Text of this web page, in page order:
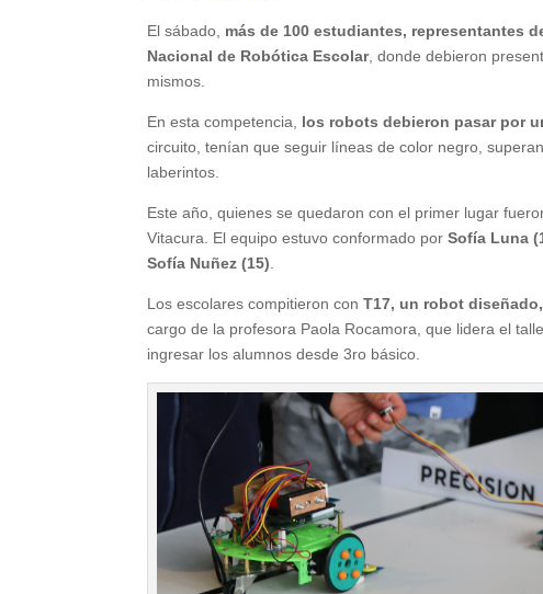
El sábado, más de 100 estudiantes, representantes
Nacional de Robótica Escolar, donde debieron
mismos.
En esta competencia, los robots debieron pasar por
circuito, tenían que seguir líneas de color negro,
laberintos.
Este año, quienes se quedaron con el primer lugar
Vitacura. El equipo estuvo conformado porSofía Luna
Sofía Nuñez (15)
Los escolares compitieron conT17, un robot
cargo de la profesora Paola Rocamora, que lidera el
ingresar los alumnos desde 3ro básico.